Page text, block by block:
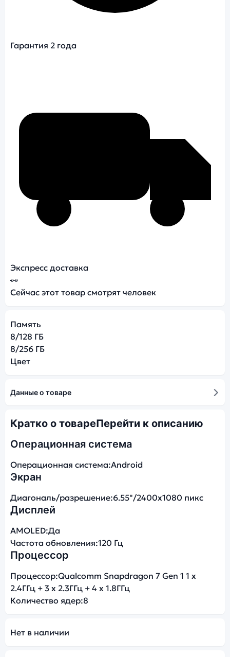
Гарантия 2 года
Экспресс доставка
👀
Сейчас этот товар смотрят человек
Память
8/128 ГБ
8/256 ГБ
Цвет
Данные о товаре
Кратко о товареПерейти к описанию
Операционная система
Операционная система:Android
Экран
Диагональ/разрешение:6.55"/2400x1080 пикс
Дисплей
AMOLED:Да
Частота обновления:120 Гц
Процессор
Процессор:Qualcomm Snapdragon 7 Gen 1 1 х
2.4ГГц + 3 х 2.3ГГц + 4 х 1.8ГГц
Количество ядер:8
Нет в наличии